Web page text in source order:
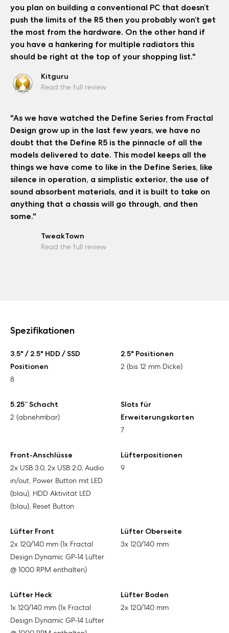
you plan on building a conventional PC that doesn’t
push the limits of the R5 then you probably won’t get
the most from the hardware. On the other hand if
you have a hankering for multiple radiators this
should be right at the top of your shopping list."
Kitguru
Read the full review
"As we have watched the Define Series from Fractal
Design grow up in the last few years, we have no
doubt that the Define R5 is the pinnacle of all the
models delivered to date. This model keeps all the
things we have come to like in the Define Series, like
silence in operation, a simplistic exterior, the use of
sound absorbent materials, and it is built to take on
anything that a chassis will go through, and then
some."
TweakTown
Read the full review
Spezifikationen
3.5" / 2.5" HDD / SSD
Positionen
8
2.5" Positionen
2 (bis 12 mm Dicke)
5.25” Schacht
2 (abnehmbar)
Slots für
Erweiterungskarten
7
Front-Anschlüsse
2x USB 3.0, 2x USB 2.0, Audio
in/out, Power Button mit LED
(blau), HDD Aktivität LED
(blau), Reset Button
Lüfterpositionen
9
Lüfter Front
2x 120/140 mm (1x Fractal
Design Dynamic GP-14 Lüfter
@ 1000 RPM enthalten)
Lüfter Oberseite
3x 120/140 mm
Lüfter Heck
1x 120/140 mm (1x Fractal
Design Dynamic GP-14 Lüfter
Lüfter Boden
2x 120/140 mm